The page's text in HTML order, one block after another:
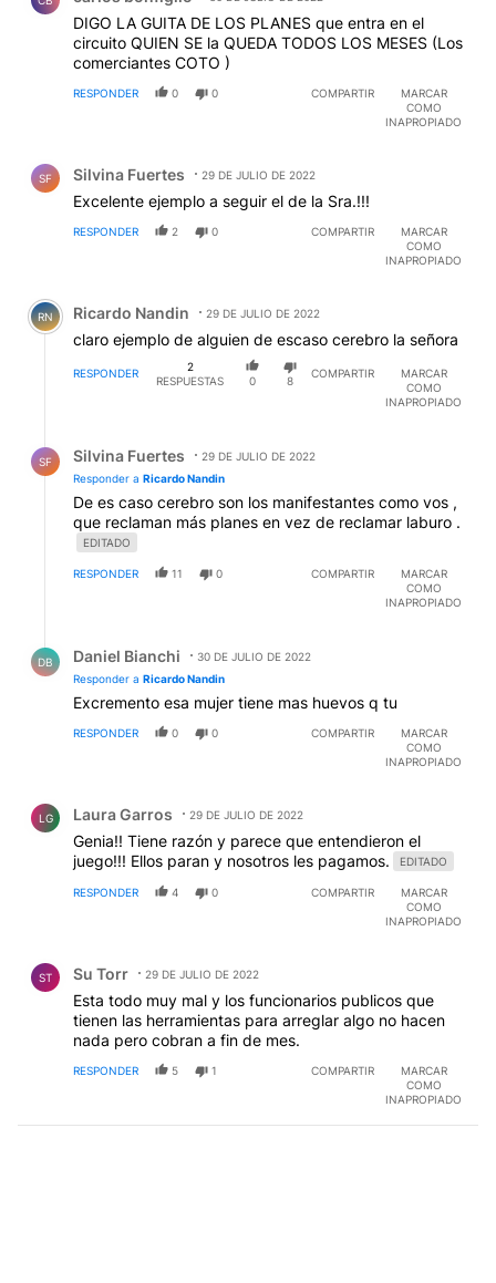
DIGO LA GUITA DE LOS PLANES que entra en el
circuito QUIEN SE la QUEDA TODOS LOS MESES (Los
comerciantes COTO )
RESPONDER 0 0 COMPARTIR
MARCAR
COMO
INAPROPIADO
SF Silvina Fuertes 29 DE JULIO DE 2022
Excelente ejemplo a seguir el de la Sra.!!!
RESPONDER 2 0 COMPARTIR
MARCAR
COMO
INAPROPIADO
Comentario de Ricardo Nandin.
RN Ricardo Nandin 29 DE JULIO DE 2022
claro ejemplo de alguien de escaso cerebro la señora
RESPONDER
2
RESPUESTAS
0 8
COMPARTIR
MARCAR
COMO
INAPROPIADO
SF Silvina Fuertes
29 DE JULIO DE 2022
Responder a Ricardo Nandin
De es caso cerebro son los manifestantes como vos ,
que reclaman más planes en vez de reclamar laburo .
EDITADO
RESPONDER 11 0 COMPARTIR
MARCAR
COMO
INAPROPIADO
DB Daniel Bianchi
30 DE JULIO DE 2022
Responder a Ricardo Nandin
Excremento esa mujer tiene mas huevos q tu
RESPONDER 0 0 COMPARTIR
MARCAR
COMO
INAPROPIADO
LG Laura Garros 29 DE JULIO DE 2022
Genia!! Tiene razón y parece que entendieron el
juego!!! Ellos paran y nosotros les pagamos.
EDITADO
RESPONDER 4 0 COMPARTIR
MARCAR
COMO
INAPROPIADO
ST Su Torr 29 DE JULIO DE 2022
Esta todo muy mal y los funcionarios publicos que
tienen las herramientas para arreglar algo no hacen
nada pero cobran a fin de mes.
RESPONDER 5 1 COMPARTIR
MARCAR
COMO
INAPROPIADO